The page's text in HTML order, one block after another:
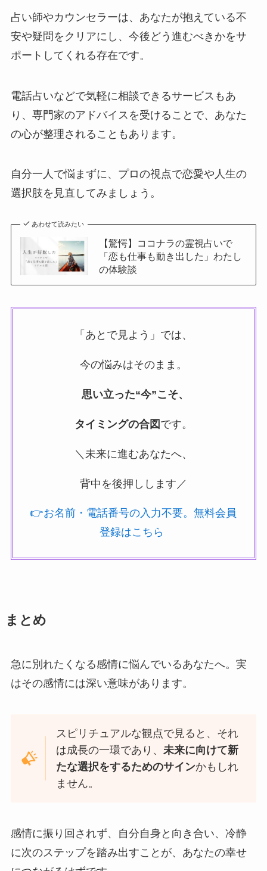
占い師やカウンセラーは、あなたが抱えている不
安や疑問をクリアにし、今後どう進むべきかをサ
ポートしてくれる存在です。
電話占いなどで気軽に相談できるサービスもあ
り、専門家のアドバイスを受けることで、あなた
の心が整理されることもあります。
自分一人で悩まずに、プロの視点で恋愛や人生の
選択肢を見直してみましょう。
あわせて読みたい
【驚愕】ココナラの霊視占いで
「恋も仕事も動き出した」わたし
の体験談
「あとで見よう」では、
今の悩みはそのまま。
思い立った“今”こそ、
タイミングの合図 です。
＼未来に進むあなたへ、
背中を後押しします／
👉お名前・電話番号の入力不要。無料会員
登録はこちら
まとめ
急に別れたくなる感情に悩んでいるあなたへ。実
はその感情には深い意味があります。
スピリチュアルな観点で見ると、それ
は成長の一環であり、未来に向けて新
たな選択をするためのサインかもしれ
ません。
感情に振り回されず、自分自身と向き合い、冷静
に次のステップを踏み出すことが、あなたの幸せ